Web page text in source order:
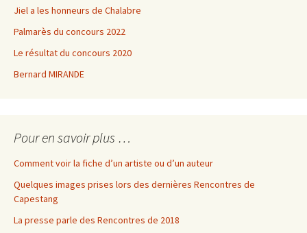
Jiel a les honneurs de Chalabre
Palmarès du concours 2022
Le résultat du concours 2020
Bernard MIRANDE
Pour en savoir plus …
Comment voir la fiche d’un artiste ou d’un auteur
Quelques images prises lors des dernières Rencontres de
Capestang
La presse parle des Rencontres de 2018